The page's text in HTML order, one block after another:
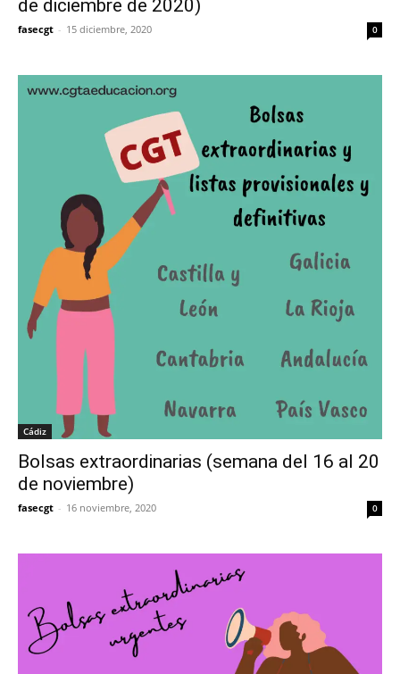
de diciembre de 2020)
fasecgt - 15 diciembre, 2020 0
Cádiz
Bolsas extraordinarias (semana del 16 al 20
de noviembre)
fasecgt - 16 noviembre, 2020 0